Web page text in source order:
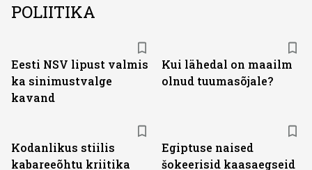
POLIITIKA
Eesti NSV lipust valmis
ka sinimustvalge
kavand
Kui lähedal on maailm
olnud tuumasõjale?
Kodanlikus stiilis
kabareeõhtu kriitika
Egiptuse naised
šokeerisid kaasaegseid